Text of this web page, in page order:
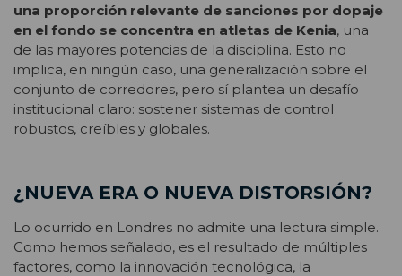
una proporción relevante de sanciones por dopaje
en el fondo se concentra en atletas de Kenia, una
de las mayores potencias de la disciplina. Esto no
implica, en ningún caso, una generalización sobre el
conjunto de corredores, pero sí plantea un desafío
institucional claro: sostener sistemas de control
robustos, creíbles y globales.
¿NUEVA ERA O NUEVA DISTORSIÓN?
Lo ocurrido en Londres no admite una lectura simple.
Como hemos señalado, es el resultado de múltiples
factores, como la innovación tecnológica, la